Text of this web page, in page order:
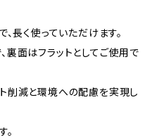
長く使っていただけます。
裏面はフラットとしてご使用で
削減と環境への配慮を実現し